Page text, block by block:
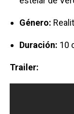
Género:
Duración: 10
Trailer: